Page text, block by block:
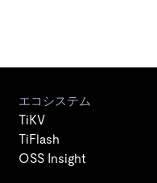
エコシステム
TiKV
TiFlash
OSS Insight